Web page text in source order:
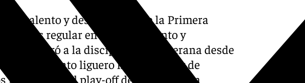
más talento y desequilibrio de la Primera
es regular en su rendimiento y
incorporó a la disciplina antequerana desde
campeonato liguero ha sido capaz de
más dos en el play-off de ascenso y ha